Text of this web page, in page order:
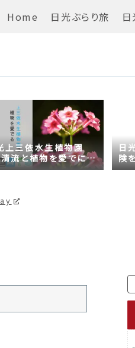
Home 日光ぶらり旅
上三依水生植物園
清流と植物を愛でに
日光】
日
険